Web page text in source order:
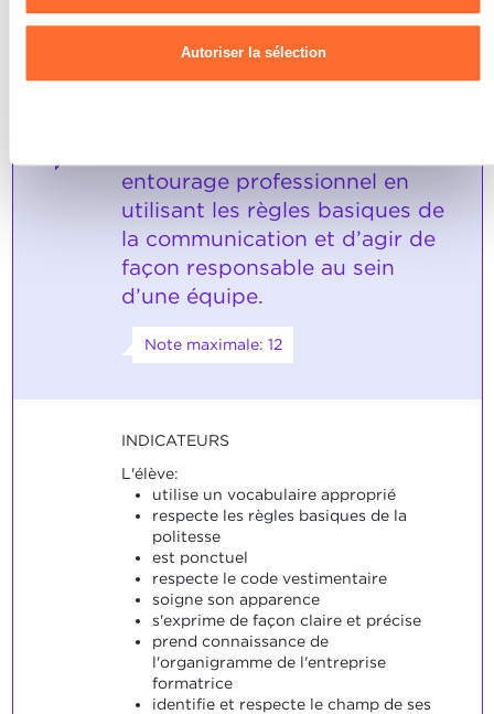
cookieset notrePolitique de confidentialité.
Autoriser la sélection
entourage professionnel en
utilisant les règles basiques de
la communication et d’agir de
façon responsable au sein
d’une équipe.
Note maximale: 12
INDICATEURS
L'élève:
utilise un vocabulaire approprié
respecte les règles basiques de la
politesse
est ponctuel
respecte le code vestimentaire
soigne son apparence
s'exprime de façon claire et précise
prend connaissance de
l'organigramme de l'entreprise
formatrice
identifie et respecte le champ de ses